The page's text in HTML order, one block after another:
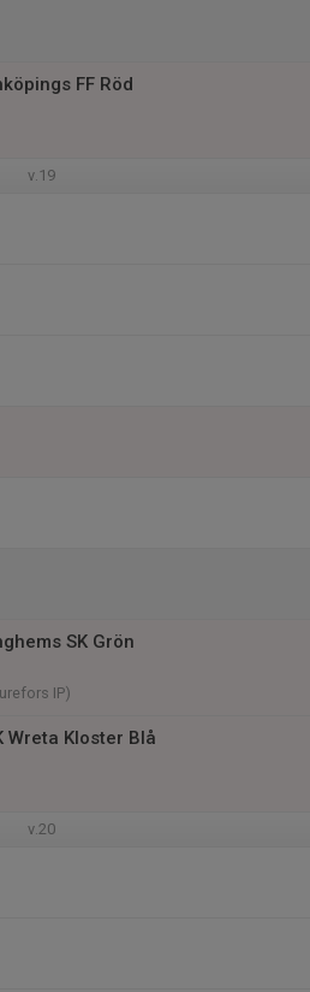
FF Röd
v.19
SK Grön
IP)
Wreta Kloster Blå
v.20